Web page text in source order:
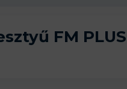
FM PLUS